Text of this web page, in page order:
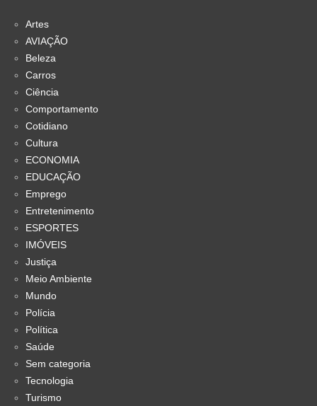
Artes
AVIAÇÃO
Beleza
Carros
Ciência
Comportamento
Cotidiano
Cultura
ECONOMIA
EDUCAÇÃO
Emprego
Entretenimento
ESPORTES
IMÓVEIS
Justiça
Meio Ambiente
Mundo
Polícia
Política
Saúde
Sem categoria
Tecnologia
Turismo